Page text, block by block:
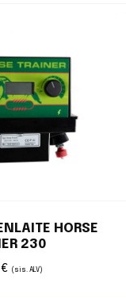
HORSE
230
€ (sis. ALV)